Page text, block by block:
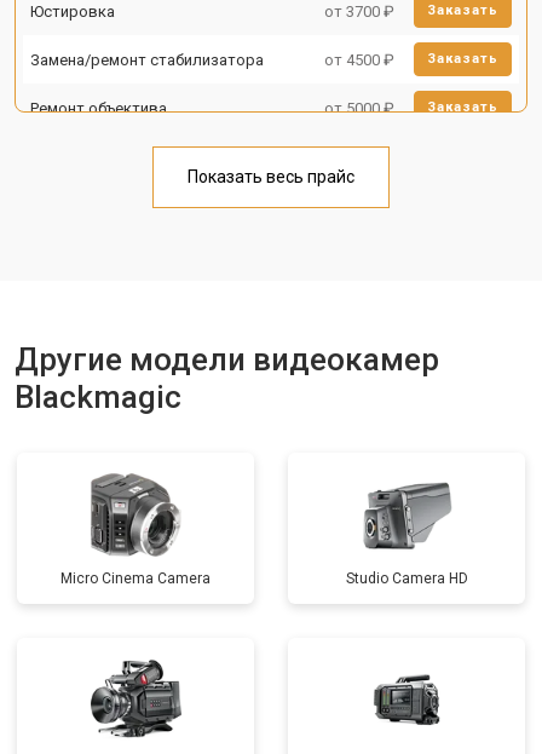
Юстировка от 3700 ₽ Заказать
Замена/ремонт стабилизатора от 4500 ₽ Заказать
Ремонт объектива от 5000 ₽ Заказать
Показать весь прайс
Другие модели видеокамер
Blackmagic
Micro Cinema Camera Studio Camera HD